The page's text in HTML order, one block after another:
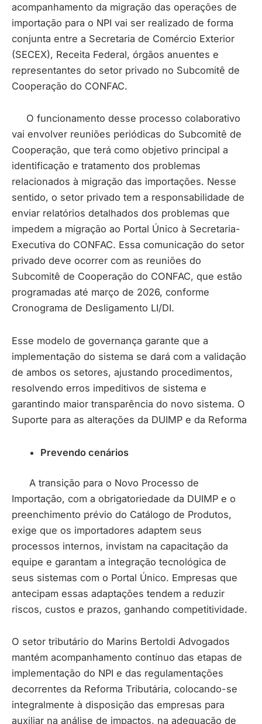
acompanhamento da migração das operações de
importação para o NPI vai ser realizado de forma
conjunta entre a Secretaria de Comércio Exterior
(SECEX), Receita Federal, órgãos anuentes e
representantes do setor privado no Subcomitê de
Cooperação do CONFAC.
O funcionamento desse processo colaborativo
vai envolver reuniões periódicas do Subcomitê de
Cooperação, que terá como objetivo principal a
identificação e tratamento dos problemas
relacionados à migração das importações. Nesse
sentido, o setor privado tem a responsabilidade de
enviar relatórios detalhados dos problemas que
impedem a migração ao Portal Único à Secretaria-
Executiva do CONFAC. Essa comunicação do setor
privado deve ocorrer com as reuniões do
Subcomitê de Cooperação do CONFAC, que estão
programadas até março de 2026, conforme
Cronograma de Desligamento LI/DI.
Esse modelo de governança garante que a
implementação do sistema se dará com a validação
de ambos os setores, ajustando procedimentos,
resolvendo erros impeditivos de sistema e
garantindo maior transparência do novo sistema. O
Suporte para as alterações da DUIMP e da Reforma
Prevendo cenários
A transição para o Novo Processo de
Importação, com a obrigatoriedade da DUIMP e o
preenchimento prévio do Catálogo de Produtos,
exige que os importadores adaptem seus
processos internos, invistam na capacitação da
equipe e garantam a integração tecnológica de
seus sistemas com o Portal Único. Empresas que
antecipam essas adaptações tendem a reduzir
riscos, custos e prazos, ganhando competitividade.
O setor tributário do Marins Bertoldi Advogados
mantém acompanhamento contínuo das etapas de
implementação do NPI e das regulamentações
decorrentes da Reforma Tributária, colocando-se
integralmente à disposição das empresas para
auxiliar na análise de impactos, na adequação de